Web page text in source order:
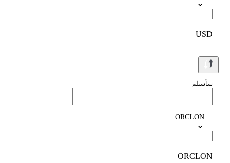
USD
سأستلم
ORCLON
ORCLON